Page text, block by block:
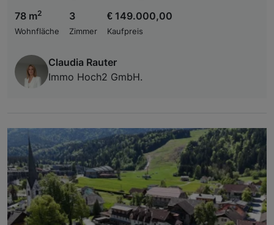
78 m2
Wohnfläche
3
Zimmer
€ 149.000,00
Kaufpreis
Claudia Rauter
Immo Hoch2 GmbH.